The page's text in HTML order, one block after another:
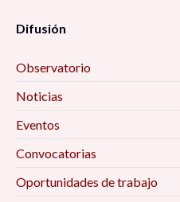
Difusión
Observatorio
Noticias
Eventos
Convocatorias
Oportunidades de trabajo